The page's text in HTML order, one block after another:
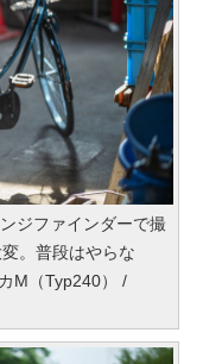
ジファインダーで撮
。普段はやらな
M（Typ240） /